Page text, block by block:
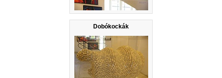
Dobókockák